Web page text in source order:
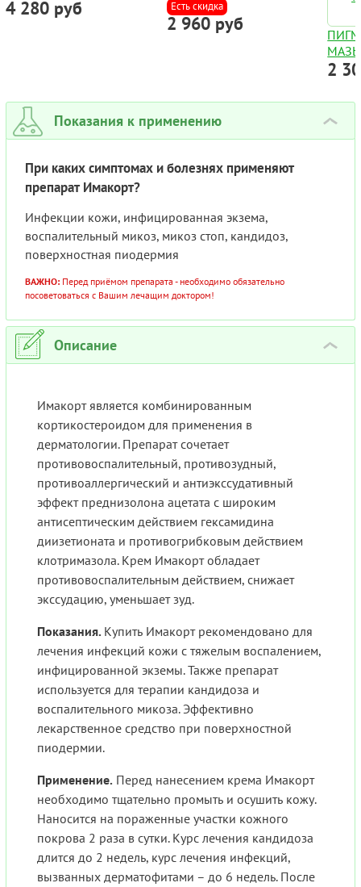
4 280 руб
(КРЕМ) :: FLONIDA 5%
ТУБА 10Г
Есть скидка
2 960 руб
2
Показания к применению ›
При каких симптомах и болезнях применяют
препарат Имакорт?
Инфекции кожи, инфицированная экзема,
воспалительный микоз, микоз стоп, кандидоз,
поверхностная пиодермия
ВАЖНО: Перед приёмом препарата - необходимо обязательно
посоветоваться с Вашим лечащим доктором!
Описание ›
Имакорт является комбинированным
кортикостероидом для применения в
дерматологии. Препарат сочетает
противовоспалительный, противозудный,
противоаллергический и антиэкссудативный
эффект преднизолона ацетата с широким
антисептическим действием гексамидина
диизетионата и противогрибковым действием
клотримазола. Крем Имакорт обладает
противовоспалительным действием, снижает
экссудацию, уменьшает зуд.
Показания. Купить Имакорт рекомендовано для
лечения инфекций кожи с тяжелым воспалением,
инфицированной экземы. Также препарат
используется для терапии кандидоза и
воспалительного микоза. Эффективно
лекарственное средство при поверхностной
пиодермии.
Применение. Перед нанесением крема Имакорт
необходимо тщательно промыть и осушить кожу.
Наносится на пораженные участки кожного
покрова 2 раза в сутки. Курс лечения кандидоза
длится до 2 недель, курс лечения инфекций,
вызванных дерматофитами – до 6 недель. После